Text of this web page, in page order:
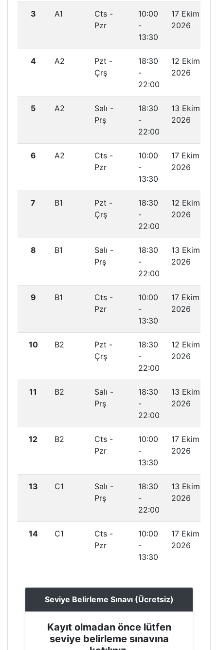
3 A1
Cts -
Pzr
10:00
-
13:30
17 Ekim
2026
4 A2
Pzt -
Çrş
18:30
-
22:00
12 Ekim
2026
5 A2
Salı -
Prş
18:30
-
22:00
13 Ekim
2026
6 A2
Cts -
Pzr
10:00
-
13:30
17 Ekim
2026
7 B1
Pzt -
Çrş
18:30
-
22:00
12 Ekim
2026
8 B1
Salı -
Prş
18:30
-
22:00
13 Ekim
2026
9 B1
Cts -
Pzr
10:00
-
13:30
17 Ekim
2026
10 B2
Pzt -
Çrş
18:30
-
22:00
12 Ekim
2026
11 B2
Salı -
Prş
18:30
-
22:00
13 Ekim
2026
12 B2
Cts -
Pzr
10:00
-
13:30
17 Ekim
2026
13 C1
Salı -
Prş
18:30
-
22:00
13 Ekim
2026
14 C1
Cts -
Pzr
10:00
-
13:30
17 Ekim
2026
Seviye Belirleme Sınavı (Ücretsiz)
Kayıt olmadan önce lütfen
seviye belirleme sınavına